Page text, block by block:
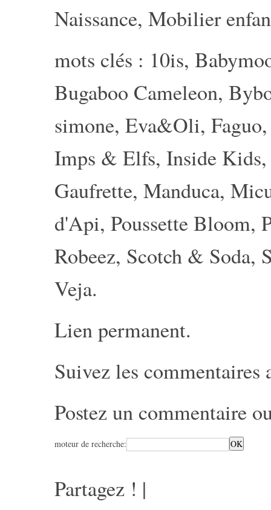
Naissance, Mobilier
mots clés : 10is,
Bugaboo Cameleon,
simone, Eva&Oli, Faguo
Imps & Elfs, Inside Kids
Gaufrette, Manduca,
d'Api, Poussette Bloom,
Robeez, Scotch & Soda,
Veja.
Lien permanent.
Suivez les commentaires
Postez un commentaire
moteur de recherche:
Partagez ! |